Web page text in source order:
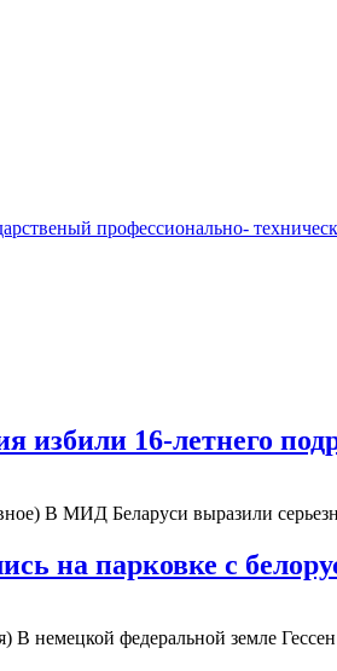
профессионально-
избили 16-летнего
В МИД Беларуси выразили
на парковке с
немецкой федеральной земле